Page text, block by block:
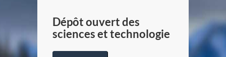
Dépôt ouvert des
sciences et technologie